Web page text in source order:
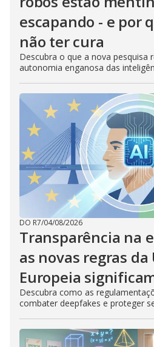
escapando - e por
não ter cura
Descubra o que a nova pesquisa
autonomia enganosa das
DO R7/04/08/2026
Transparência na
as novas regras da
Europeia
Descubra como as
combater deepfakes e proteger